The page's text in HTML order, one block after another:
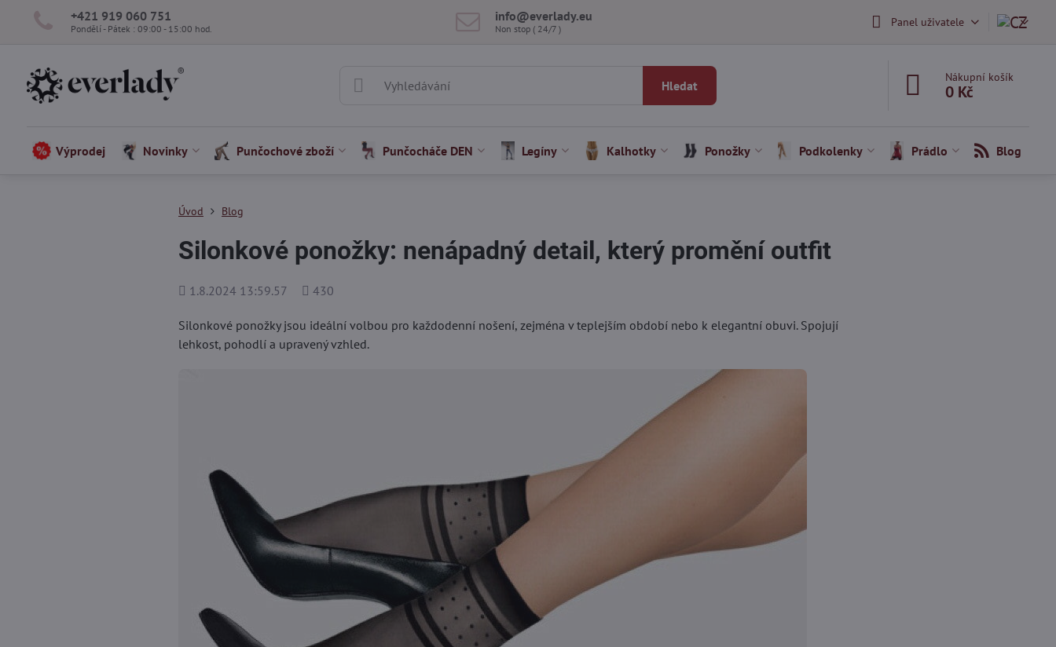
+421 919 060 751
Pondělí - Pátek : 09:00 - 15:00 hod.
info​@everlady​.eu
Non stop ( 24/7 ) Panel uživatele
Hledat
Nákupní košík
0 Kč
Výprodej Novinky Punčochové zboží Punčocháče DEN Legíny Kalhotky Ponožky Podkolenky Prádlo Blog
Úvod Blog
Silonkové ponožky: nenápadný detail, který promění outfit
Přidáno
1.8.2024 13:59.57
Počet
430
Silonkové ponožky jsou ideální volbou pro každodenní nošení, zejména v teplejším období nebo k elegantní obuvi. Spojují
lehkost, pohodlí a upravený vzhled.